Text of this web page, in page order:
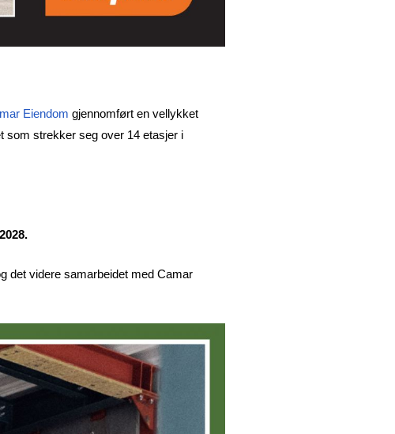
Eiendom gjennomført en vellykket
som strekker seg over 14 etasjer i
det videre samarbeidet med Camar